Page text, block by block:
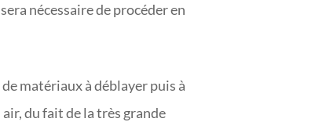
nécessaire de procéder en
de matériaux à déblayer puis à
air, du fait de la très grande